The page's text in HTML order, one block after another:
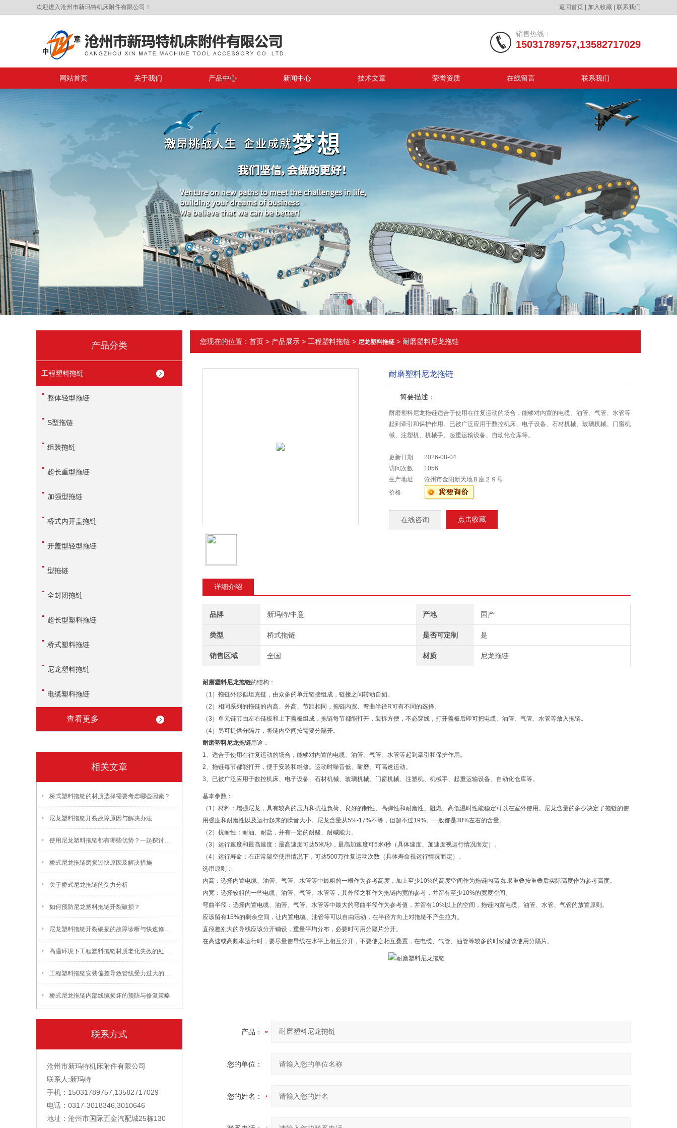
欢迎进入沧州市新玛特机床附件有限公司！ 返回首页 加入收藏 联系我们
销售热线：
15031789757,13582717029
网站首页 关于我们 产品中心 新闻中心 技术文章 荣誉资质 在线留言 联系我们
产品分类
工程塑料拖链
整体轻型拖链
S型拖链
组装拖链
超长重型拖链
加强型拖链
桥式内开盖拖链
开盖型轻型拖链
型拖链
全封闭拖链
超长型塑料拖链
桥式塑料拖链
尼龙塑料拖链
电缆塑料拖链
查看更多
相关文章
桥式塑料拖链的材质选择需要考虑哪些因素？
尼龙塑料拖链开裂故障原因与解决办法
使用尼龙塑料拖链都有哪些优势？一起探讨一下吧！
桥式尼龙拖链磨损过快原因及解决措施
关于桥式尼龙拖链的受力分析
如何预防尼龙塑料拖链开裂破损？
尼龙塑料拖链开裂破损的故障诊断与快速修复方法
高温环境下工程塑料拖链材质老化失效的处理与预防
工程塑料拖链安装偏差导致管线受力过大的调整方案
桥式尼龙拖链内部线缆损坏的预防与修复策略
联系方式
沧州市新玛特机床附件有限公司
联系人:新玛特
手机：15031789757,13582717029
电话：0317-3018346,3010646
地址：沧州市国际五金汽配城25栋130
您现在的位置： 首页 > 产品展示 > 工程塑料拖链 > 尼龙塑料拖链 > 耐磨塑料尼龙拖链
耐磨塑料尼龙拖链
简要描述：
耐磨塑料尼龙拖链适合于使用在往复运动的场合，能够对内置的电缆、油管、气管、水管等
起到牵引和保护作用。已被广泛应用于数控机床、电子设备、石材机械、玻璃机械、门窗机
械、注塑机、机械手、起重运输设备、自动化仓库等。
更新日期
2026-08-04
访问次数
1056
生产地址
沧州市金阳新天地Ｂ座２９号
价格
在线咨询 点击收藏
详细介绍
品牌 新玛特/中意 产地 国产
类型 桥式拖链 是否可定制 是
销售区域 全国 材质 尼龙拖链
耐磨塑料尼龙拖链的结构：
（1）拖链外形似坦克链，由众多的单元链接组成，链接之间转动自如。
（2）相同系列的拖链的内高、外高、节距相同，拖链内宽、弯曲半径R可有不同的选择。
（3）单元链节由左右链板和上下盖板组成，拖链每节都能打开，装拆方便，不必穿线，打开盖板后即可把电缆、油管、气管、水管等放入拖链。
（4）另可提供分隔片，将链内空间按需要分隔开。
耐磨塑料尼龙拖链用途：
1、适合于使用在往复运动的场合，能够对内置的电缆、油管、气管、水管等起到牵引和保护作用。
2、拖链每节都能打开，便于安装和维修。运动时噪音低、耐磨、可高速运动。
3、已被广泛应用于数控机床、电子设备、石材机械、玻璃机械、门窗机械、注塑机、机械手、起重运输设备、自动化仓库等。
基本参数：
（1）材料：增强尼龙，具有较高的压力和抗拉负荷、良好的韧性、高弹性和耐磨性、阻燃、高低温时性能稳定可以在室外使用。尼龙含量的多少决定了拖链的使
用强度和耐磨性以及运行起来的噪音大小。尼龙含量从5%-17%不等，但超不过19%。一般都是30%左右的含量。
（2）抗耐性：耐油、耐盐，并有一定的耐酸、耐碱能力。
（3）运行速度和最高速度：最高速度可达5米/秒，最高加速度可5米/秒（具体速度、加速度视运行情况而定）。
（4）运行寿命：在正常架空使用情况下，可达500万往复运动次数（具体寿命视运行情况而定）。
选用原则：
内高：选择内置电缆、油管、气管、水管等中最粗的一根作为参考高度，加上至少10%的高度空间作为拖链内高 如果重叠按重叠后实际高度作为参考高度。
内宽：选择较粗的一些电缆、油管、气管、水管等，其外径之和作为拖链内宽的参考，并留有至少10%的宽度空间。
弯曲半径：选择内置电缆、油管、气管、水管等中最大的弯曲半径作为参考值，并留有10%以上的空间，拖链内置电缆、油管、水管、气管的放置原则。
应该留有15%的剩余空间，让内置电缆、油管等可以自由活动，在半径方向上对拖链不产生拉力。
直径差别大的导线应该分开铺设，重量平均分布，必要时可用分隔片分开。
在高速或高频率运行时，要尽量使导线在水平上相互分开，不要使之相互叠置，在电缆、气管、油管等较多的时候建议使用分隔片。
产品：
您的单位：
您的姓名：